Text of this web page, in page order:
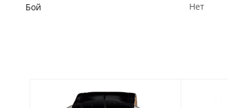
Бой
Нет